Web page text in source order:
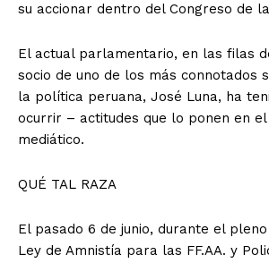
su accionar dentro del Congreso de
El actual parlamentario, en las filas
socio de uno de los más connotados
la política peruana, José Luna, ha
ocurrir – actitudes que lo ponen en
mediático.
QUÉ TAL RAZA
El pasado 6 de junio, durante el
Ley de Amnistía para las FF.AA. y